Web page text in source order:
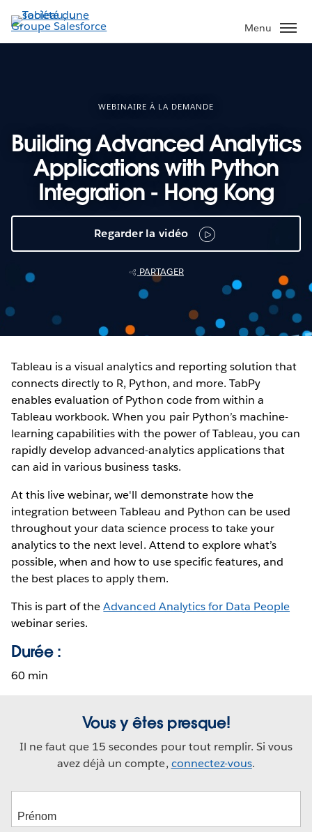
Aller
au
contenu
Menu
WEBINAIRE À LA DEMANDE
Building Advanced Analytics
Applications with Python
Integration - Hong Kong
Regarder la vidéo
PARTAGER
Tableau is a visual analytics and reporting solution that
connects directly to R, Python, and more. TabPy
enables evaluation of Python code from within a
Tableau workbook. When you pair Python’s machine-
learning capabilities with the power of Tableau, you can
rapidly develop advanced-analytics applications that
can aid in various business tasks.
At this live webinar, we'll demonstrate how the
integration between Tableau and Python can be used
throughout your data science process to take your
analytics to the next level. Attend to explore what’s
possible, when and how to use specific features, and
the best places to apply them.
This is part of theAdvanced Analytics for Data People
webinar series.
Durée :
60 min
Vous y êtes presque!
Il ne faut que 15 secondes pour tout remplir. Si vous
avez déjà un compte, connectez-vous.